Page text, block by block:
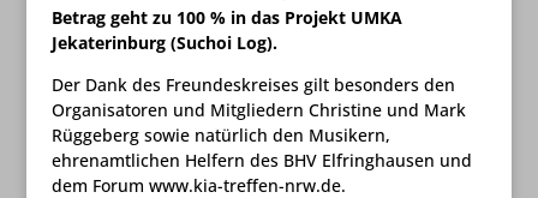
Betrag geht zu 100 % in das Projekt UMKA
Jekaterinburg (Suchoi Log).
Der Dank des Freundeskreises gilt besonders den
Organisatoren und Mitgliedern Christine und Mark
Rüggeberg sowie natürlich den Musikern,
ehrenamtlichen Helfern des BHV Elfringhausen und
dem Forum www.kia-treffen-nrw.de.